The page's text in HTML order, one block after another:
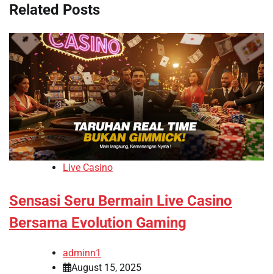
Related Posts
Live Casino
Sensasi Seru Bermain Live Casino
Bersama Evolution Gaming
adminn1
August 15, 2025